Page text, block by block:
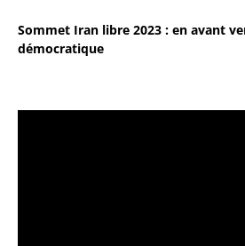
Sommet Iran libre 2023 : en avant
démocratique